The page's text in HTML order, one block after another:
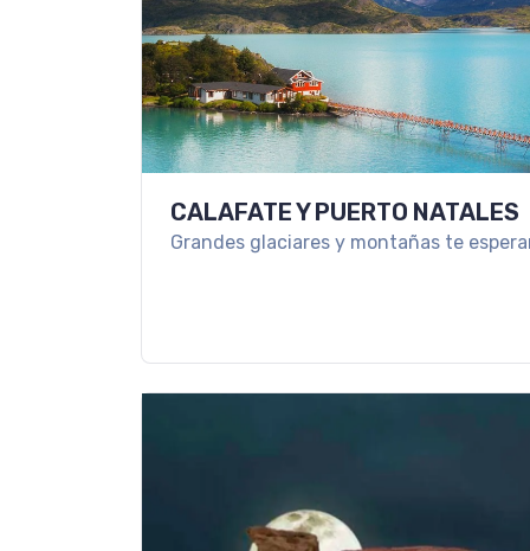
CALAFATE Y PUERTO NATALES
Grandes glaciares y montañas te